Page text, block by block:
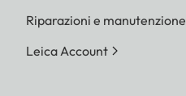
Riparazioni e manutenzione
Leica Account